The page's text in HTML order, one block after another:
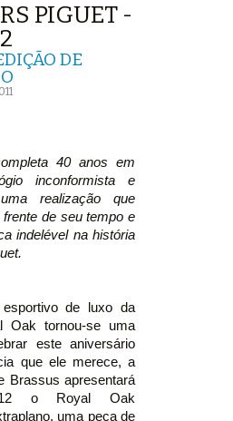
PIGUET -
DE
40 anos em
inconformista e
realização que
de seu tempo e
indelével na história
esportivo de luxo da
Oak tornou-se uma
este aniversário
que ele merece, a
Brassus apresentará
o Royal Oak
uma peça de